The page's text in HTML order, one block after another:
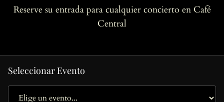
Reserve su entrada para cualquier concierto en Café
Central
Seleccionar Evento